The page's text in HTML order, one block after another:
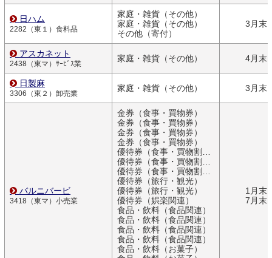
日ハム
2282（東１）食料品
家庭・雑貨（その他）
家庭・雑貨（その他）
その他（寄付）
3月末
アスカネット
2438（東マ）ｻｰﾋﾞｽ業
家庭・雑貨（その他） 4月末
日製麻
3306（東２）卸売業
家庭・雑貨（その他） 3月末
バルニバービ
3418（東マ）小売業
金券（食事・買物券）
金券（食事・買物券）
金券（食事・買物券）
金券（食事・買物券）
優待券（食事・買物割引券）
優待券（食事・買物割引券）
優待券（食事・買物割引券）
優待券（旅行・観光）
優待券（旅行・観光）
優待券（娯楽関連）
食品・飲料（食品関連）
食品・飲料（食品関連）
食品・飲料（食品関連）
食品・飲料（食品関連）
食品・飲料（お菓子）
1月末
7月末